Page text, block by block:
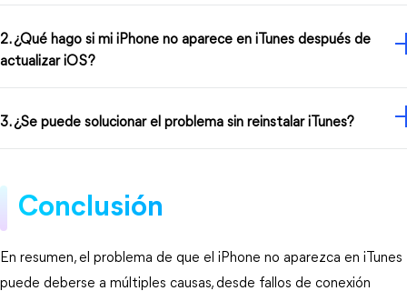
2. ¿Qué hago si mi iPhone no aparece en iTunes después de
actualizar iOS?
3. ¿Se puede solucionar el problema sin reinstalar iTunes?
Conclusión
En resumen, el problema de que el iPhone no aparezca en iTunes
puede deberse a múltiples causas, desde fallos de conexión